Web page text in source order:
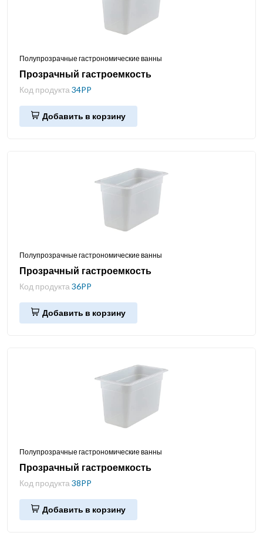
Полупрозрачные гастрономические ванны
Прозрачный гастроемкость
Код продукта 34PP
Добавить в корзину
Полупрозрачные гастрономические ванны
Прозрачный гастроемкость
Код продукта 36PP
Добавить в корзину
Полупрозрачные гастрономические ванны
Прозрачный гастроемкость
Код продукта 38PP
Добавить в корзину